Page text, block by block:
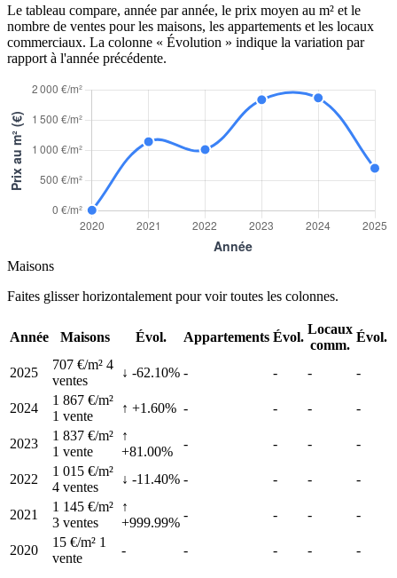
Le tableau compare, année par année, le prix moyen au m² et le
nombre de ventes pour les maisons, les appartements et les locaux
commerciaux. La colonne « Évolution » indique la variation par
rapport à l'année précédente.
Maisons
Faites glisser horizontalement pour voir toutes les colonnes.
Année Maisons Évol. Appartements Évol.
Locaux
comm.
Évol.
2025
707 €/m² 4
ventes
↓ -62.10% - - - -
2024
1 867 €/m²
1 vente
↑ +1.60% - - - -
2023
1 837 €/m²
1 vente
↑
+81.00%
- - - -
2022
1 015 €/m²
4 ventes
↓ -11.40% - - - -
2021
1 145 €/m²
3 ventes
↑
+999.99%
- - - -
2020
15 €/m² 1
vente
- - - - -